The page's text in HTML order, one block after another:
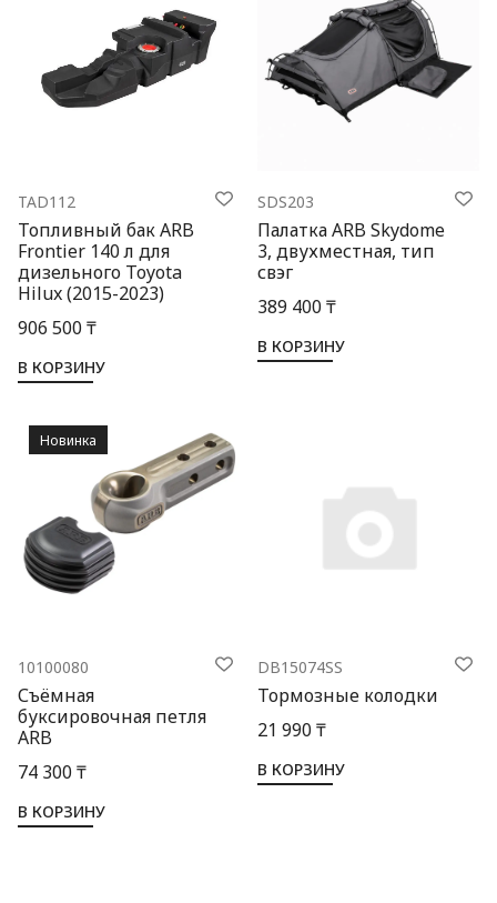
TAD112
Топливный бак ARB
Frontier 140 л для
дизельного Toyota
Hilux (2015-2023)
906 500 ₸
В КОРЗИНУ
SDS203
Палатка ARB Skydome
3, двухместная, тип
свэг
389 400 ₸
В КОРЗИНУ
10100080
Съёмная
буксировочная петля
ARB
74 300 ₸
В КОРЗИНУ
Новинка
DB15074SS
Тормозные колодки
21 990 ₸
В КОРЗИНУ